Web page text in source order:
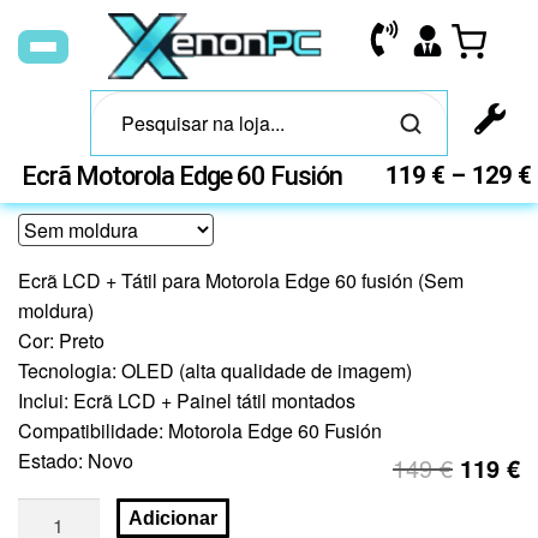
Ecrã Motorola Edge 60 Fusión 119 € – 129 €
Ecrã LCD + Tátil para Motorola Edge 60 fusión (Sem
moldura)
Cor: Preto
Tecnologia: OLED (alta qualidade de imagem)
Inclui: Ecrã LCD + Painel tátil montados
Compatibilidade: Motorola Edge 60 Fusión
Estado: Novo
149€ 119 €
Adicionar